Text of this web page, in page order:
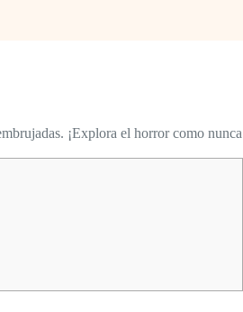
¡Explora el horror como nunca